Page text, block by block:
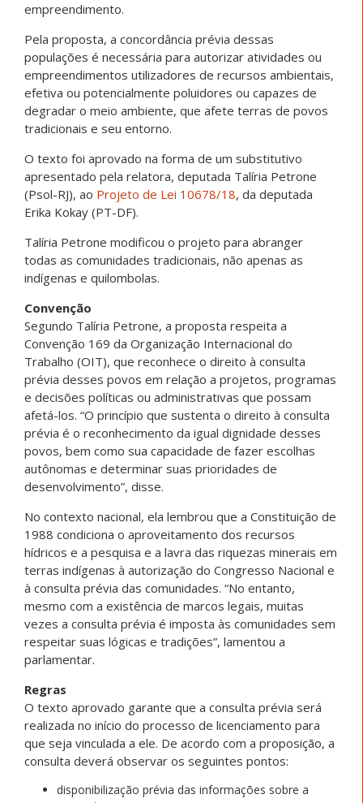
empreendimento.
Pela proposta, a concordância prévia dessas
populações é necessária para autorizar atividades ou
empreendimentos utilizadores de recursos ambientais,
efetiva ou potencialmente poluidores ou capazes de
degradar o meio ambiente, que afete terras de povos
tradicionais e seu entorno.
O texto foi aprovado na forma de um substitutivo
apresentado pela relatora, deputada Talíria Petrone
(Psol-RJ), ao Projeto de Lei 10678/18, da deputada
Erika Kokay (PT-DF).
Talíria Petrone modificou o projeto para abranger
todas as comunidades tradicionais, não apenas as
indígenas e quilombolas.
Convenção
Segundo Talíria Petrone, a proposta respeita a
Convenção 169 da Organização Internacional do
Trabalho (OIT), que reconhece o direito à consulta
prévia desses povos em relação a projetos, programas
e decisões políticas ou administrativas que possam
afetá-los. “O princípio que sustenta o direito à consulta
prévia é o reconhecimento da igual dignidade desses
povos, bem como sua capacidade de fazer escolhas
autônomas e determinar suas prioridades de
desenvolvimento”, disse.
No contexto nacional, ela lembrou que a Constituição de
1988 condiciona o aproveitamento dos recursos
hídricos e a pesquisa e a lavra das riquezas minerais em
terras indígenas à autorização do Congresso Nacional e
à consulta prévia das comunidades. “No entanto,
mesmo com a existência de marcos legais, muitas
vezes a consulta prévia é imposta às comunidades sem
respeitar suas lógicas e tradições”, lamentou a
parlamentar.
Regras
O texto aprovado garante que a consulta prévia será
realizada no início do processo de licenciamento para
que seja vinculada a ele. De acordo com a proposição, a
consulta deverá observar os seguintes pontos:
disponibilização prévia das informações sobre a